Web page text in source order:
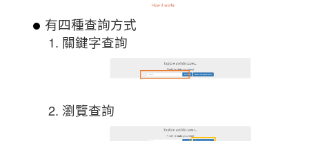
有四種查詢方式
關鍵字查詢
瀏覽查詢